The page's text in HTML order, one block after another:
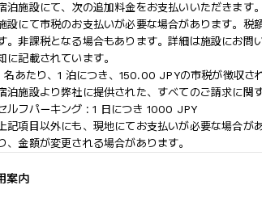
泊施設にて、次の追加料金をお支払いいただきます
設にて市税のお支払いが必要な場合があります。
。非課税となる場合もあります。詳細は施設にお
に記載されています。
名あたり、1 泊につき、150.00 JPYの市税が徴収さ
泊施設より弊社に提供された、すべてのご請求に関
ルフパーキング : 1 日につき 1000 JPY
上記項目以外にも、現地にてお支払いが必要な場合
、金額が変更される場合があります。
案内